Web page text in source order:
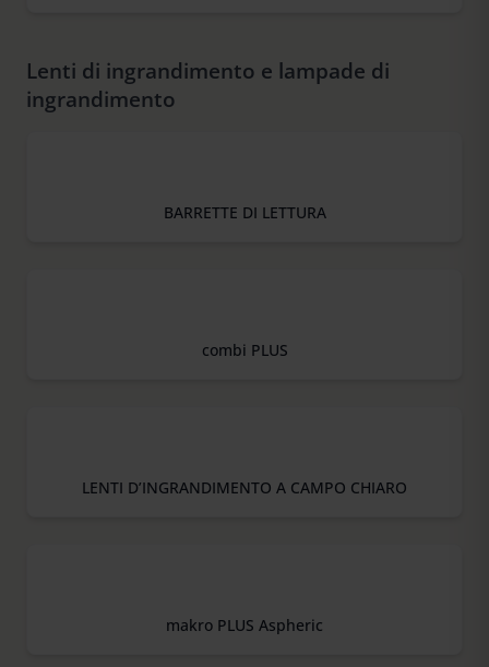
Lenti di ingrandimento e lampade di
ingrandimento
BARRETTE DI LETTURA
combi PLUS
LENTI D’INGRANDIMENTO A CAMPO CHIARO
makro PLUS Aspheric